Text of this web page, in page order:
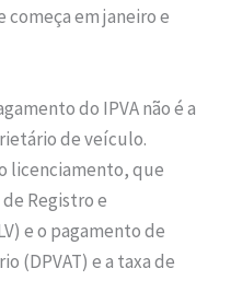
em janeiro e
do IPVA não é a
de veículo.
licenciamento, que
Registro e
e o pagamento de
(DPVAT) e a taxa de